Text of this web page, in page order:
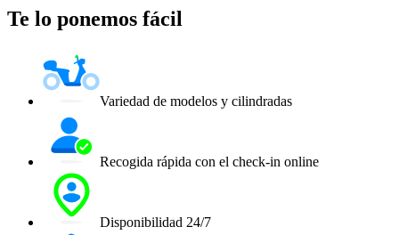
Te lo ponemos fácil
Variedad de modelos y cilindradas
Recogida rápida con el check-in online
Disponibilidad 24/7